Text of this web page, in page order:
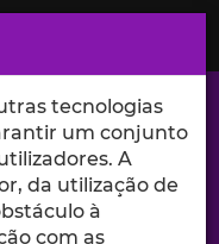
no Iscte
tecnologias
um conjunto
A
da utilização de
à
com as